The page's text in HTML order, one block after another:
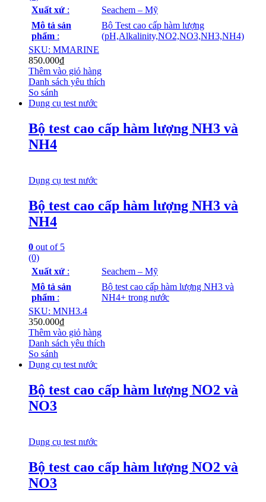
Xuất xứ :
Seachem – Mỹ
Mô tả sản
phẩm :
Bộ Test cao cấp hàm lượng
(pH,Alkalinity,NO2,NO3,NH3,NH4)
SKU: MMARINE
850.000₫
Thêm vào giỏ hàng
Danh sách yêu thích
So sánh
Dụng cụ test nước
Bộ test cao cấp hàm lượng NH3 và
NH4
Dụng cụ test nước
Bộ test cao cấp hàm lượng NH3 và
NH4
0 out of 5
(0)
Xuất xứ :
Seachem – Mỹ
Mô tả sản
phẩm :
Bộ test cao cấp hàm lượng NH3 và
NH4+ trong nước
SKU: MNH3.4
350.000₫
Thêm vào giỏ hàng
Danh sách yêu thích
So sánh
Dụng cụ test nước
Bộ test cao cấp hàm lượng NO2 và
NO3
Dụng cụ test nước
Bộ test cao cấp hàm lượng NO2 và
NO3